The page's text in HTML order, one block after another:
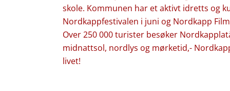
skole. Kommunen har et aktivt idretts og
Nordkappfestivalen i juni og Nordkapp
Over 250 000 turister besøker
midnattsol, nordlys og mørketid,-
livet!